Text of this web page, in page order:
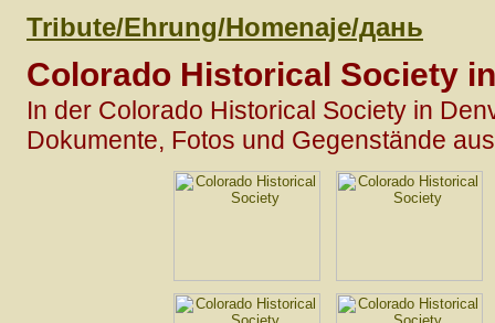
Tribute/Ehrung/Homenaje/дань
Colorado Historical Society
In der Colorado Historical Society in
Dokumente, Fotos und Gegenstände